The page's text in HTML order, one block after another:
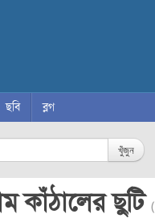
ছবি ব্লগ
খুঁজুন
কাঁঠালের ছুটি (